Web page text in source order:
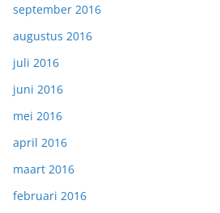
september 2016
augustus 2016
juli 2016
juni 2016
mei 2016
april 2016
maart 2016
februari 2016